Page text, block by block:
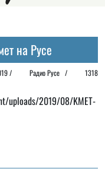
на Русе
/ Радио Русе / 1318
uploads/2019/08/KMET-